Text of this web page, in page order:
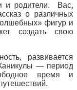
и родители. Вас,
о различных
фигур и
создать свою
развивается
— период
время и